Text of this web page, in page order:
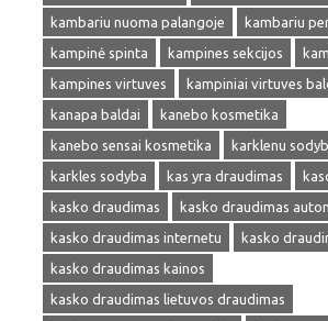
kambariu nuoma palangoje
kambariu
kampinė spinta
kampines sekcijos
kampines virtuves
kampiniai virtuves
kanapa baldai
kanebo kosmetika
kanebo sensai kosmetika
karklenu
karkles sodyba
kas yra draudimas
kasko draudimas
kasko draudimas
kasko draudimas internetu
kasko
kasko draudimas kainos
kasko draudimas lietuvos draudimas